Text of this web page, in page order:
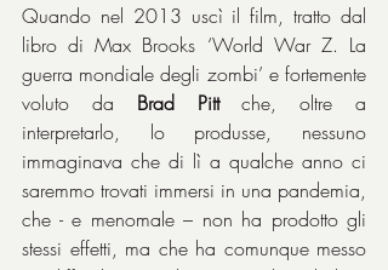
Quando nel 2013 uscì il film, tratto dal
libro di Max Brooks ‘World War Z. La
guerra mondiale degli zombi’ e fortemente
voluto da Brad Pitt che, oltre a
interpretarlo, lo produsse, nessuno
immaginava che di lì a qualche anno ci
saremmo trovati immersi in una pandemia,
che - e menomale – non ha prodotto gli
stessi effetti, ma che ha comunque messo